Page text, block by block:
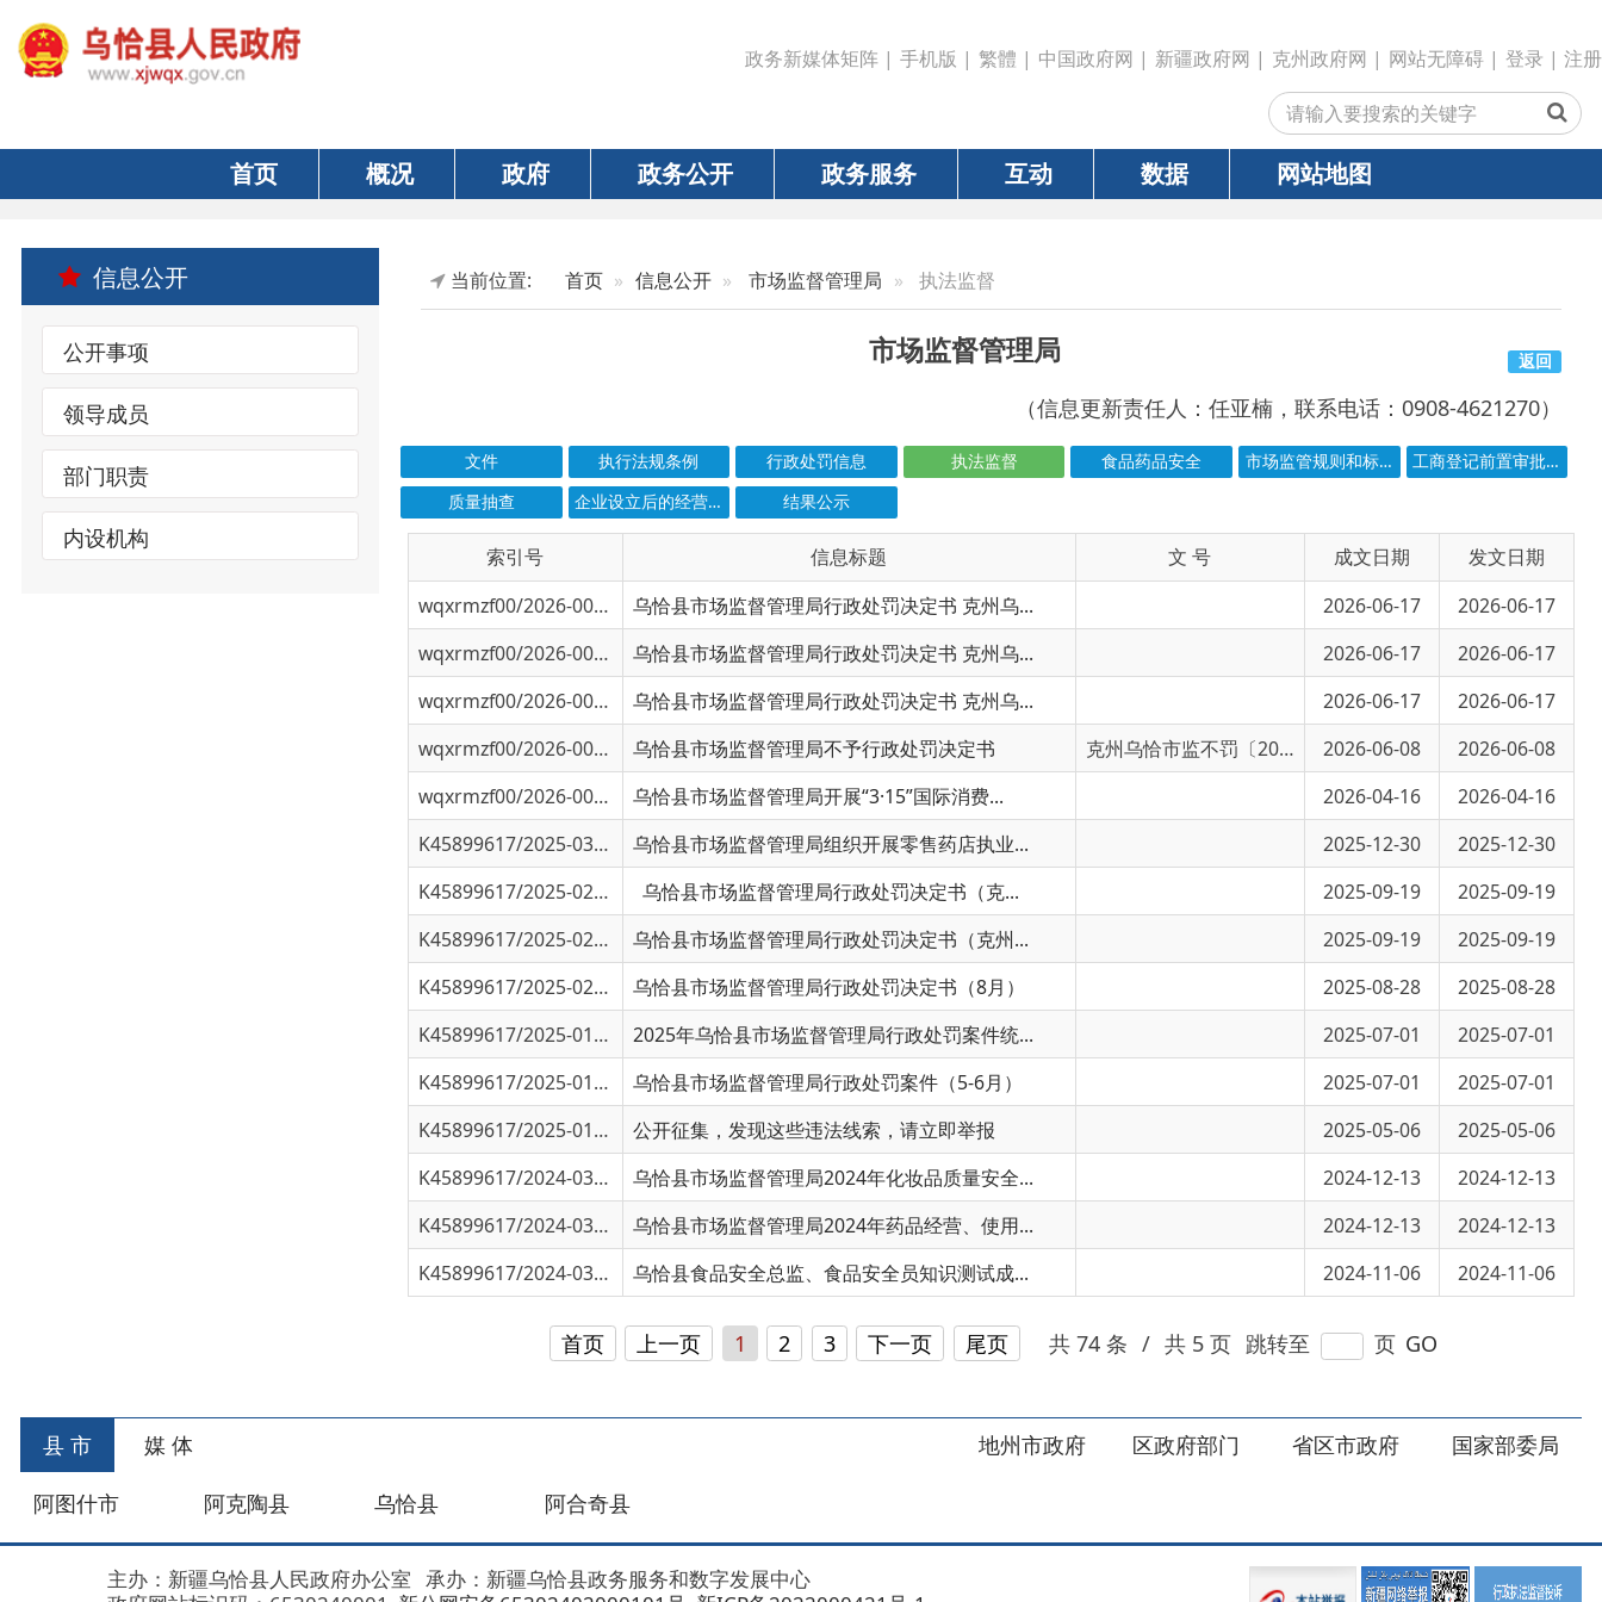
政务新媒体矩阵 | 手机版| 繁體 | 中国政府网| 新疆政府网| 克州政府网 | 网站无障碍| 登录 | 注册
首页 概况 政府 政务公开 政务服务 互动 数据 网站地图
信息公开
公开事项
领导成员
部门职责
内设机构
市场监督管理局
（信息更新责任人：任亚楠，联系电话：0908-4621270）
食品药品安全 市场监管规则和标准
工商登记前置审批事项目录
质量抽查
企业设立后的经营许可清单 结果公示
索引号 信息标题
wqxrmzf00/2026-00734
乌恰县市场监督管理局行政处罚决定书 克州乌... 2026-06-17
2026-06-17
wqxrmzf00/2026-00733
乌恰县市场监督管理局行政处罚决定书 克州乌... 2026-06-17 2026-06-17
wqxrmzf00/2026-00732 乌恰县市场监督管理局行政处罚决定书 克州乌... 2026-06-17
wqxrmzf00/2026-00678 乌恰县市场监督管理局不予行政处罚决定书 2026-06-08
wqxrmzf00/2026-00198 乌恰县市场监督管理局开展“3·15”国际消费...
2026-04-16
K45899617/2025-03413
乌恰县市场监督管理局组织开展零售药店执业... 2025-12-30 2025-12-30
K45899617/2025-02507 乌恰县市场监督管理局行政处罚决定书（克... 2025-09-19
乌恰县市场监督管理局行政处罚决定书（克州...
K45899617/2025-02345 乌恰县市场监督管理局行政处罚决定书（8月） 2025-08-28 2025-08-28
K45899617/2025-01729 2025年乌恰县市场监督管理局行政处罚案件统... 2025-07-01
2025-07-01
K45899617/2025-01727
乌恰县市场监督管理局行政处罚案件（5-6月） 2025-07-01 2025-07-01
K45899617/2025-01032 公开征集，发现这些违法线索，请立即举报 2025-05-06
K45899617/2024-03461 乌恰县市场监督管理局2024年化妆品质量安全... 2024-12-13
K45899617/2024-03460 乌恰县市场监督管理局2024年药品经营、使用...
2024-12-13
K45899617/2024-03128
乌恰县食品安全总监、食品安全员知识测试成... 2024-11-06
首页 上一页 1 2 3 下一页 尾页 共 74 条 / 共 5 页
国家部委局
区政府部门
地州市政府
阿合奇县
政府网站标识码：6530240001新公网安备65302402000101号新ICP备2022000421号-1
地 址：新疆克州乌恰县光明路1号